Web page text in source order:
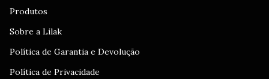
Produtos
Sobre a Lilak
Política de Garantia e Devolução
Política de Privacidade